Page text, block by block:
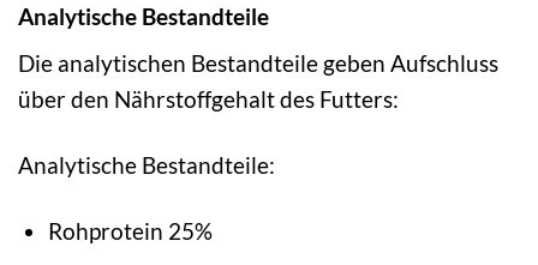
Analytische Bestandteile
Die analytischen Bestandteile geben Aufschluss
über den Nährstoffgehalt des Futters:
Analytische Bestandteile:
Rohprotein 25%